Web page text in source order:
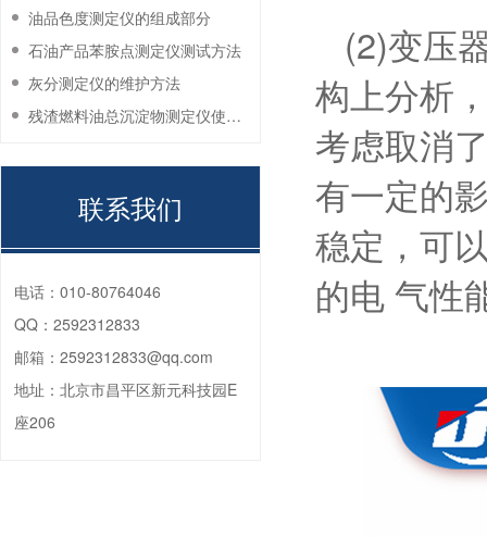
(2)变压
构上分析
考虑取消
有一定的
稳定，可
的电 气性
油品色度测定仪的组成部分
石油产品苯胺点测定仪测试方法
灰分测定仪的维护方法
残渣燃料油总沉淀物测定仪使用注意事项
联系我们
电话： 010-80764046
QQ： 2592312833
邮箱： 2592312833@qq.com
地址： 北京市昌平区新元科技园E
座206